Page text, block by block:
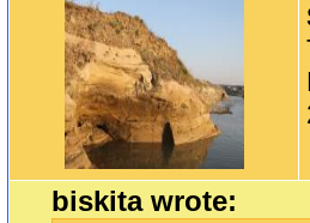
biskita wrote: